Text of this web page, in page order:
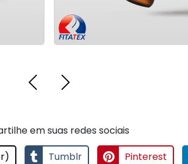
em suas redes sociais
Tumblr Pinterest